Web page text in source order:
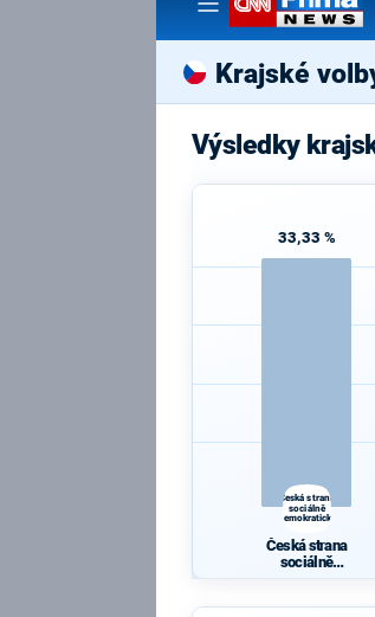
Krajské
Výsledky
33,33 %
Česká strana
sociálně
demokratická
Česká strana
sociálně